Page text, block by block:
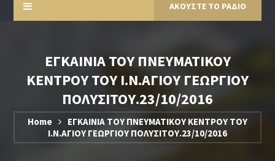
ΑΚΟΥΣΤΕ ΤΟ ΡΑΔΙΟ
ΕΓΚΑΙΝΙΑ ΤΟΥ ΠΝΕΥΜΑΤΙΚΟΥ
ΚΕΝΤΡΟΥ ΤΟΥ Ι.Ν.ΑΓΙΟΥ ΓΕΩΡΓΙΟΥ
ΠΟΛΥΣΙΤΟΥ.23/10/2016
Home
ΕΓΚΑΙΝΙΑ ΤΟΥ ΠΝΕΥΜΑΤΙΚΟΥ ΚΕΝΤΡΟΥ ΤΟΥ
Ι.Ν.ΑΓΙΟΥ ΓΕΩΡΓΙΟΥ ΠΟΛΥΣΙΤΟΥ.23/10/2016